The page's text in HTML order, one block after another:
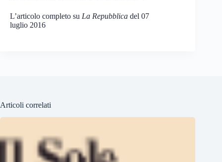
L’articolo completo su La Repubblica del 07
luglio 2016
Articoli correlati